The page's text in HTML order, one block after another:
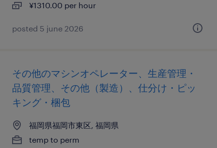
¥1310.00 per hour
posted 5 june 2026
その他のマシンオペレーター、生産管理・
品質管理、その他（製造）、仕分け・ピッ
キング・梱包
福岡県福岡市東区, 福岡県
temp to perm